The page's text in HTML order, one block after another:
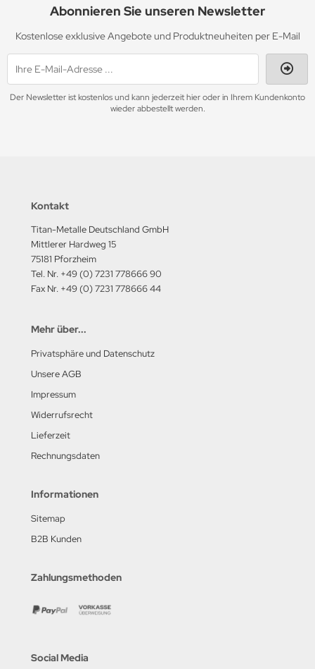
Abonnieren Sie unseren Newsletter
Kostenlose exklusive Angebote und Produktneuheiten per E-Mail
Der Newsletter ist kostenlos und kann jederzeit hier oder in Ihrem Kundenkonto
wieder abbestellt werden.
Kontakt
Titan-Metalle Deutschland GmbH
Mittlerer Hardweg 15
75181 Pforzheim
Tel. Nr. +49 (0) 7231 778666 90
Fax Nr. +49 (0) 7231 778666 44
Mehr über...
Privatsphäre und Datenschutz
Unsere AGB
Impressum
Widerrufsrecht
Lieferzeit
Rechnungsdaten
Informationen
Sitemap
B2B Kunden
Zahlungsmethoden
Social Media